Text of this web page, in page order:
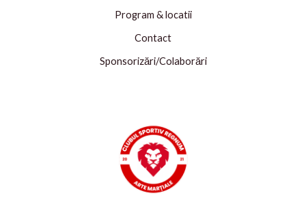
Program & locatii
Contact
Sponsorizări/Colaborări